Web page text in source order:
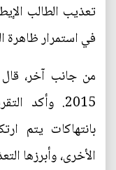
تعذيب الطالب
في استمرار
2015. وأكد
بانتهاكات يتم
الأخرى، وأبرزها